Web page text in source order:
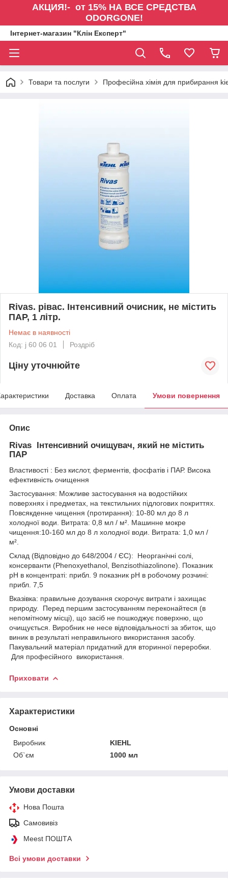
АКЦИЯ!- от 15% НА ВСЕ СРЕДСТВА
ODORGONE!
Інтернет-магазин "Клін Експерт"
Товари та послуги Професійна хімія для прибирання
Rivas. рівас. Інтенсивний очисник, не містить
ПАР, 1 літр.
Немає в наявності
Код: j 60 06 01
Роздріб
Ціну уточнюйте
Доставка Оплата Умови повернення
Опис
Rivas Інтенсивний очищувач, який не містить
ПАР
Властивості : Без кислот, ферментів, фосфатів і ПАР. Висока
ефективність очищення
Застосування: Можливе застосування на водостійких
поверхнях і предметах, на текстильних підлогових покриттях.
Повсякденне чищення (протирання): 10-80 мл до 8 л
холодної води. Витрата: 0,8 мл / м². Машинне мокре
чищення:10-160 мл до 8 л холодної води. Витрата: 1,0 мл /
м².
Склад (Відповідно до 648/2004 / ЄС): Неорганічні солі,
консерванти (Phenoxyethanol, Benzisothiazolinone). Показник
pH в концентраті: прибл. 9 показник pH в робочому розчині:
прибл. 7,5
Вказівка: правильне дозування скорочує витрати і захищає
природу. Перед першим застосуванням переконайтеся (в
непомітному місці), що засіб не пошкоджує поверхню, що
очищується. Виробник не несе відповідальності за збиток, що
виник в результаті неправильного використання засобу.
Пакувальний матеріал придатний для вторинної переробки.
Для професійного використання.
Приховати
Характеристики
Основні
Виробник
KIEHL
Об`єм
1000 мл
Умови доставки
Нова Пошта
Самовивіз
Meest ПОШТА
Всі умови доставки